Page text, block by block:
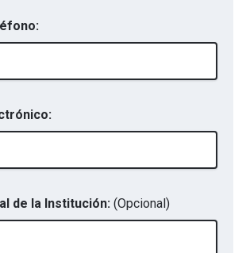
de la Institución: (Opcional)